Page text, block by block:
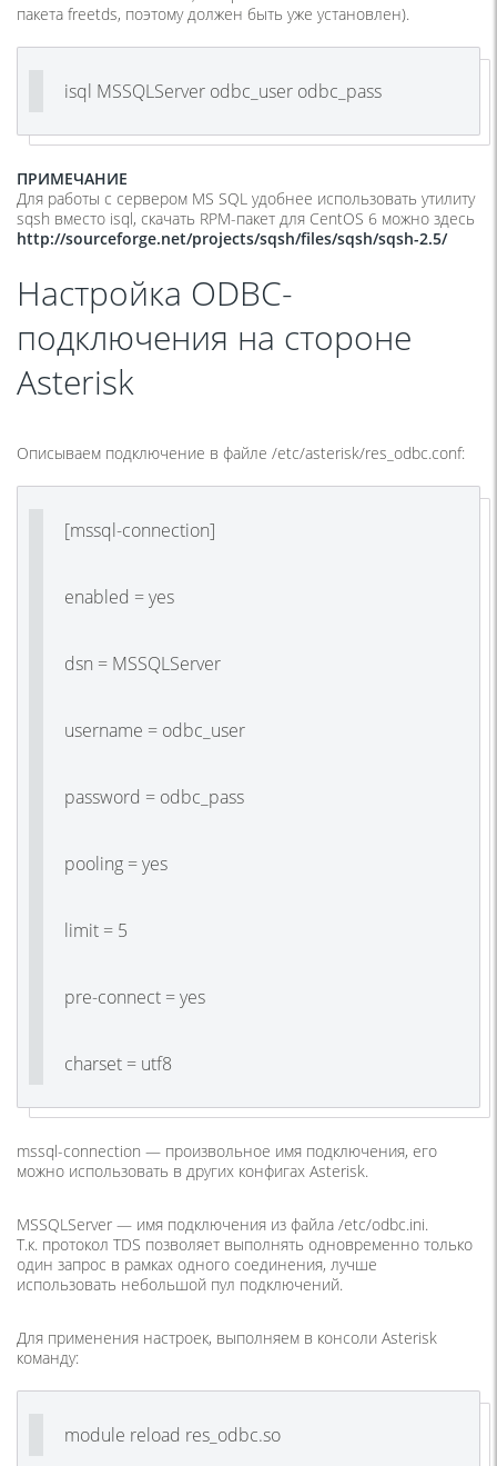
пакета freetds, поэтому должен быть уже установлен).
isql MSSQLServer odbc_user odbc_pass
ПРИМЕЧАНИЕ
Для работы с сервером MS SQL удобнее использовать утилиту
sqsh вместо isql, скачать RPM-пакет для CentOS 6 можно здесь
http://sourceforge.net/projects/sqsh/files/sqsh/sqsh-2.5/
Настройка ODBC-
подключения на стороне
Asterisk
Описываем подключение в файле /etc/asterisk/res_odbc.conf:
[mssql-connection]
enabled = yes
dsn = MSSQLServer
username = odbc_user
password = odbc_pass
pooling = yes
limit = 5
pre-connect = yes
charset = utf8
mssql-connection — произвольное имя подключения, его
можно использовать в других конфигах Asterisk.
MSSQLServer — имя подключения из файла /etc/odbc.ini.
Т.к. протокол TDS позволяет выполнять одновременно только
один запрос в рамках одного соединения, лучше
использовать небольшой пул подключений.
Для применения настроек, выполняем в консоли Asterisk
команду:
module reload res_odbc.so